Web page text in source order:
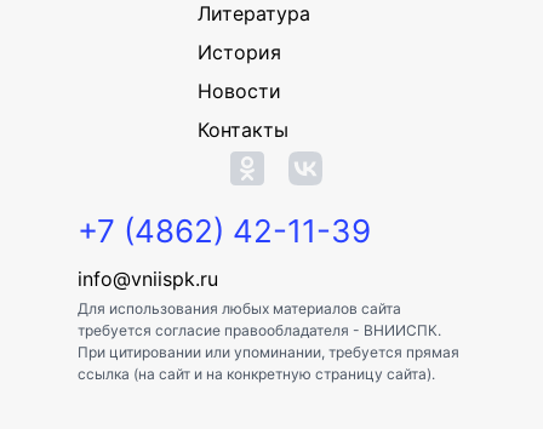
Литература
История
Новости
Контакты
+7 (4862) 42-11-39
info@vniispk.ru
Для использования любых материалов сайта
требуется согласие правообладателя - ВНИИСПК.
При цитировании или упоминании, требуется прямая
ссылка (на сайт и на конкретную страницу сайта).